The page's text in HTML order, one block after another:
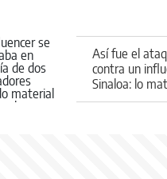
Así fue el
contra un
Sinaloa: lo
medio de una